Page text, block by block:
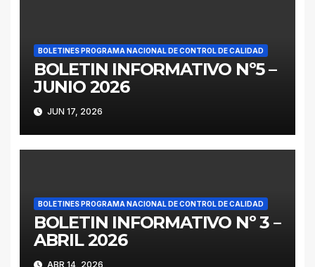
BOLETINES PROGRAMA NACIONAL DE CONTROL DE CALIDAD
BOLETIN INFORMATIVO Nº5 –
JUNIO 2026
JUN 17, 2026
BOLETINES PROGRAMA NACIONAL DE CONTROL DE CALIDAD
BOLETIN INFORMATIVO Nº 3 –
ABRIL 2026
ABR 14, 2026